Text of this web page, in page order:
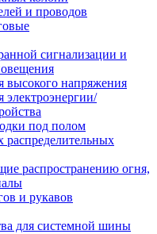
и проводов
сигнализации и
высокого напряжения
электроэнергии/
под полом
распределительных
распространению огня,
и рукавов
для системной шины